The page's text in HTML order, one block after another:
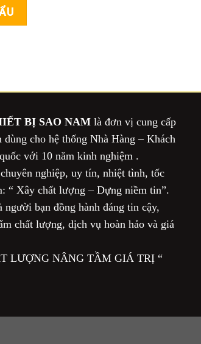
BỊ SAO NAMlà đơn vị cung cấp
cho hệ thống Nhà Hàng – Khách
với 10 năm kinh nghiệm .
nghiệp, uy tín, nhiệt tình, tốc
“ Xây chất lượng – Dựng niềm tin”.
người bạn đồng hành đáng tin cậy,
chất lượng, dịch vụ hoàn hảo và giá
LƯỢNG NÂNG TẦM GIÁ TRỊ “